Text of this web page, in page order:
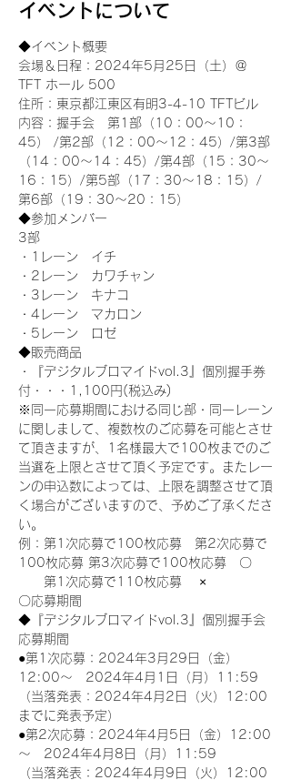
イベントについて
◆イベント概要
会場＆日程：2024年5月25日（土）＠
TFT ホール 500
住所：東京都江東区有明3-4-10 TFTビル
内容：握手会　第1部（10：00～10：
45） /第2部（12：00～12：45）/第3部
（14：00～14：45）/第4部（15：30～
16：15）/第5部（17：30～18：15）/
第6部（19：30～20：15）
◆参加メンバー
3部
・1レーン　イチ
・2レーン　カワチャン
・3レーン　キナコ
・4レーン　マカロン
・5レーン　ロゼ
◆販売商品
・『デジタルブロマイドvol.3』個別握手券
付・・・1,100円(税込み)
※同一応募期間における同じ部・同一レーン
に関しまして、複数枚のご応募を可能とさせ
て頂きますが、1名様最大で100枚までのご
当選を上限とさせて頂く予定です。またレー
ンの申込数によっては、上限を調整させて頂
く場合がございますので、予めご了承くださ
い。
例：第1次応募で100枚応募　第2次応募で
100枚応募 第3次応募で100枚応募　〇
第1次応募で110枚応募　 ×
〇応募期間
◆『デジタルブロマイドvol.3』個別握手会
応募期間
●第1次応募：2024年3月29日（金）
12:00～　2024年4月1日（月）11:59
（当落発表：2024年4月2日（火）12:00
までに発表予定）
●第2次応募：2024年4月5日（金）12:00
～　2024年4月8日（月）11:59
（当落発表：2024年4月9日（火）12:00